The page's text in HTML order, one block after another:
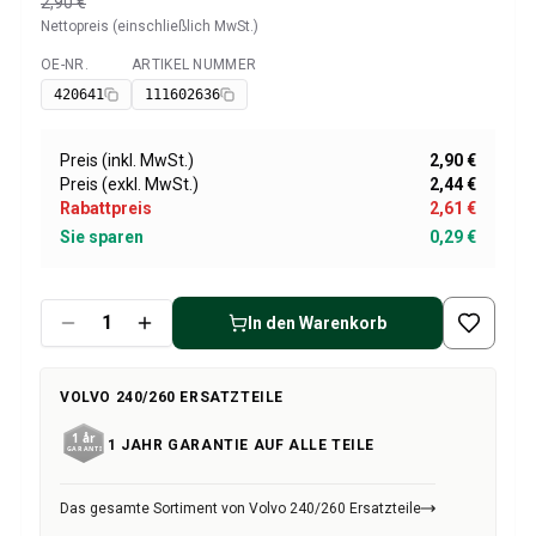
Volvo 1800 Bremsanlage
Volvo 1800 Kraftstoff-/Auspuffanlage
Volvo 1800 KarosserieErsatzteile
Volvo 1800 Kühlsystem
Volvo 1800 MotorErsatzteile
Volvo 1800 Elektrische Ausrüstung
Volvo 1800 Vorderradaufhängung
Volvo 1800 Heizungsanlage/Frischluft (1961-73)
Volvo 1800 Räder/Nabenkappen
Volvo 140/164 Ersatzteile
Volvo 140/164 KarosserieErsatzteile
Volvo 140/164 Bremssystem
Volvo 140/164 Elektrische Ausrüstung
Nettopreis (einschließlich MwSt.)
Verfügbar
OE-NR.
420641
ARTIKEL NUMMER
111602636
Preis (inkl. MwSt.)
2,90 €
Preis (exkl. MwSt.)
2,44 €
Rabattpreis
2,61 €
Sie sparen
0,29 €
In den Warenkorb
VOLVO 240/260 ERSATZTEILE
1 JAHR GARANTIE AUF ALLE TEILE
Das gesamte Sortiment von Volvo 240/260 Ersatzteile